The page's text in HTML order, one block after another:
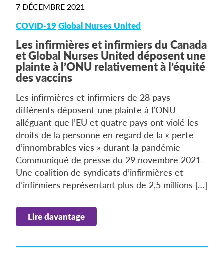
7 DÉCEMBRE 2021
COVID-19Global Nurses United
Les infirmières et infirmiers du Canada
et Global Nurses United déposent une
plainte à l’ONU relativement à l’équité
des vaccins
Les infirmières et infirmiers de 28 pays
différents déposent une plainte à l’ONU
alléguant que l’EU et quatre pays ont violé les
droits de la personne en regard de la « perte
d’innombrables vies » durant la pandémie
Communiqué de presse du 29 novembre 2021
Une coalition de syndicats d’infirmières et
d’infirmiers représentant plus de 2,5 millions […]
Lire davantage